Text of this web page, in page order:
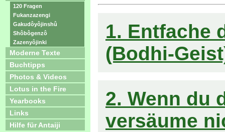
120 Fragen
Fukanzazengi
Gakudôyôjinshû
Shôbôgenzô
Zazenyôjinki
Moderne Texte
Buchtipps
Photos & Videos
Lotus in the Fire
Yearbooks
Links
Hilfe für Antaiji
1. Entfache
(Bodhi-
2. Wenn du
versäume